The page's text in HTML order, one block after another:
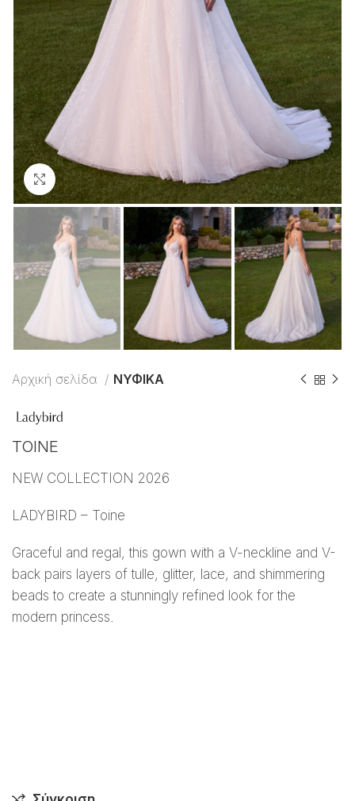
Click to enlarge
Αρχική σελίδα ΝΥΦΙΚΑ
TOINE
NEW COLLECTION 2026
LADYBIRD – Toine
Graceful and regal, this gown with a V-neckline and V-
back pairs layers of tulle, glitter, lace, and shimmering
beads to create a stunningly refined look for the
modern princess.